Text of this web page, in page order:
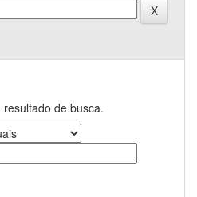
de busca.